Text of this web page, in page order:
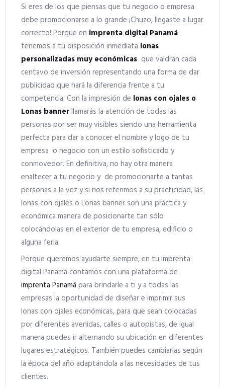
Si eres de los que piensas que tu negocio o empresa
debe promocionarse a lo grande ¡Chuzo, llegaste a lugar
correcto! Porque en imprenta digital Panamá
tenemos a tu disposición inmediata lonas
personalizadas muy económicas que valdrán cada
centavo de inversión representando una forma de dar
publicidad que hará la diferencia frente a tu
competencia. Con la impresión de lonas con ojales o
Lonas bannerllamarás la atención de todas las
personas por ser muy visibles siendo una herramienta
perfecta para dar a conocer el nombre y logo de tu
empresa o negocio con un estilo sofisticado y
conmovedor. En definitiva, no hay otra manera
enaltecer a tu negocio y de promocionarte a tantas
personas a la vez y si nos referimos a su practicidad, las
lonas con ojales o Lonas banner son una práctica y
económica manera de posicionarte tan sólo
colocándolas en el exterior de tu empresa, edificio o
alguna feria.
Porque queremos ayudarte siempre, en tu Imprenta
digital Panamá contamos con una plataforma de
imprenta Panamá para brindarle a ti y a todas las
empresas la oportunidad de diseñar e imprimir sus
lonas con ojales económicas, para que sean colocadas
por diferentes avenidas, calles o autopistas, de igual
manera puedes ir alternando su ubicación en diferentes
lugares estratégicos. También puedes cambiarlas según
la época del año adaptándola a las necesidades de tus
clientes.